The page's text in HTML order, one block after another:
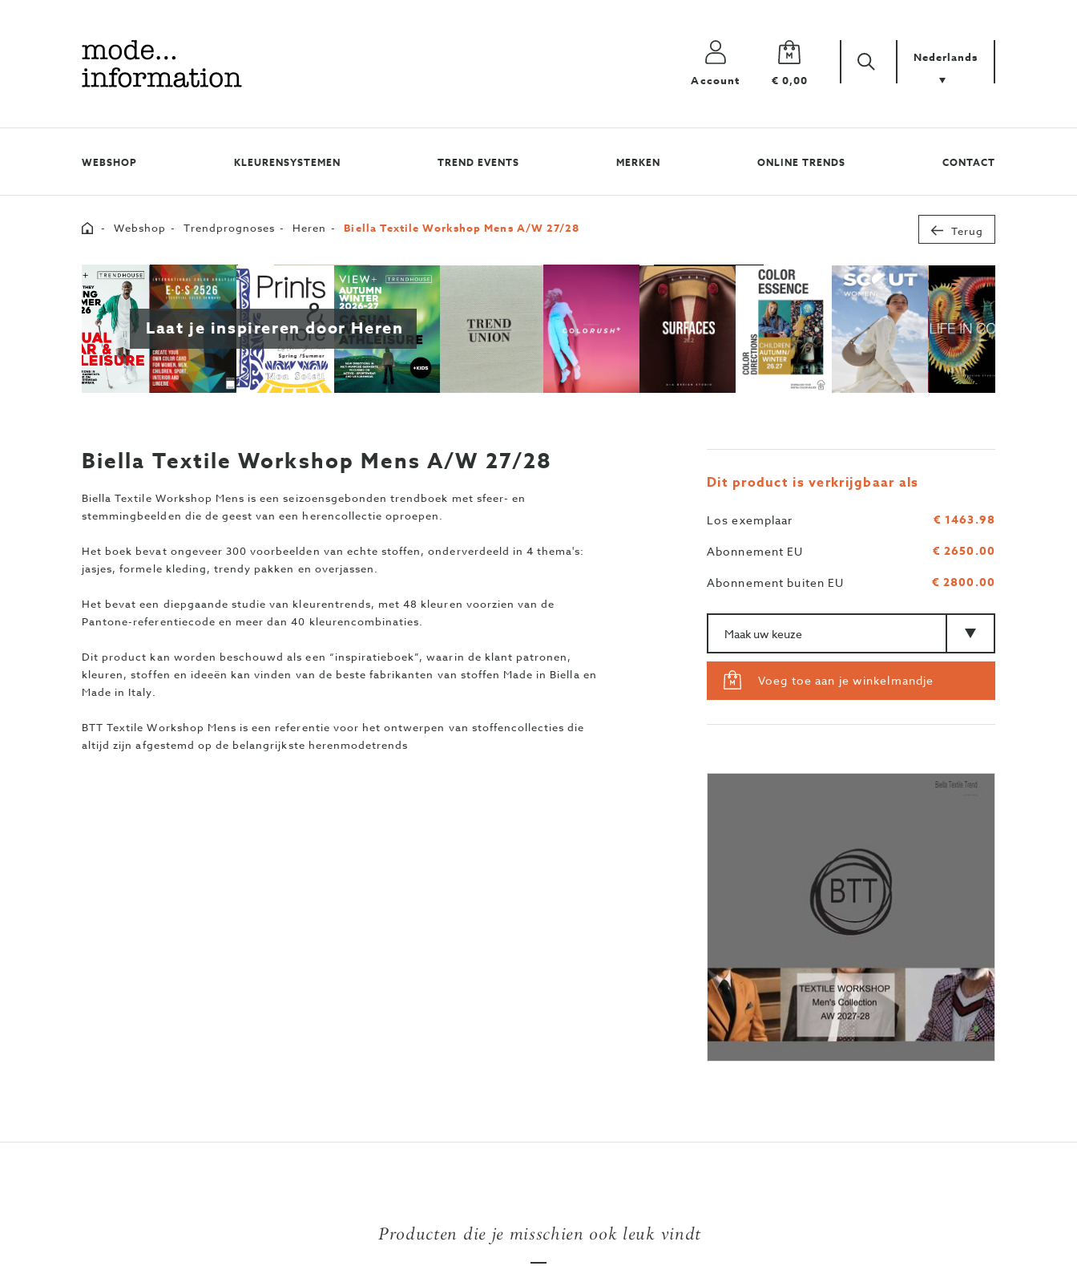
Mode
information
Account € 0,00
Zoek
uw
Zoek Nederlands
WEBSHOP KLEURENSYSTEMEN TREND EVENTS MERKEN ONLINE TRENDS CONTACT
HomeWebshop Trendprognoses Heren Biella Textile Workshop Mens A/W 27/28 Terug
Laat je inspireren door Heren
Biella Textile Workshop Mens A/W 27/28
Biella Textile Workshop Mens is een seizoensgebonden trendboek met sfeer- en
stemmingbeelden die de geest van een herencollectie oproepen.
Het boek bevat ongeveer 300 voorbeelden van echte stoffen, onderverdeeld in 4 thema's:
jasjes, formele kleding, trendy pakken en overjassen.
Het bevat een diepgaande studie van kleurentrends, met 48 kleuren voorzien van de
Pantone-referentiecode en meer dan 40 kleurencombinaties.
Dit product kan worden beschouwd als een “inspiratieboek”, waarin de klant patronen,
kleuren, stoffen en ideeën kan vinden van de beste fabrikanten van stoffen Made in Biella en
Made in Italy.
BTT Textile Workshop Mens is een referentie voor het ontwerpen van stoffencollecties die
altijd zijn afgestemd op de belangrijkste herenmodetrends
Dit product is verkrijgbaar als
Los exemplaar € 1463.98
Abonnement EU € 2650.00
Abonnement buiten EU
€ 2800.00
Voeg toe aan je winkelmandje
Producten die je misschien ook leuk vindt